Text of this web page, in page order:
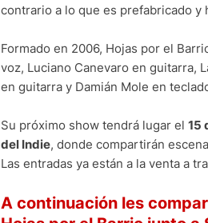
contrario a lo que es prefabricado y
Formado en 2006, Hojas por el
voz, Luciano Canevaro en guitarra,
en guitarra y Damián Mole en
Su próximo show tendrá lugar el 15
del Indie, donde compartirán
Las entradas ya están a la venta a
A continuación les